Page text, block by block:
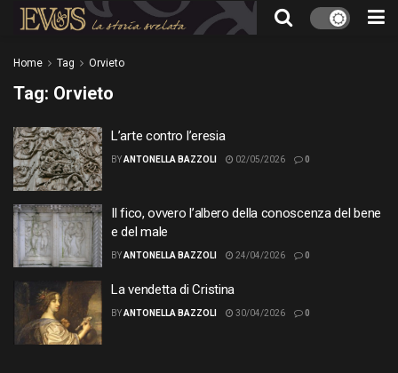
Home Tag Orvieto
Tag: Orvieto
L’arte contro l’eresia
BYANTONELLA BAZZOLI 02/05/2026 0
Il fico, ovvero l’albero della conoscenza del bene
e del male
BYANTONELLA BAZZOLI 24/04/2026 0
La vendetta di Cristina
BYANTONELLA BAZZOLI 30/04/2026 0